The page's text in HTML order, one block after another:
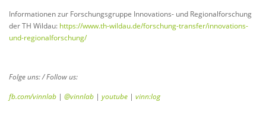
Informationen zur Forschungsgruppe Innovations- und Regionalforschung
der TH Wildau: https://www.th-wildau.de/forschung-transfer/innovations-
und-regionalforschung/
Folge uns: / Follow us:
fb.com/vinnlab | @vinnlab | youtube | vinn:log